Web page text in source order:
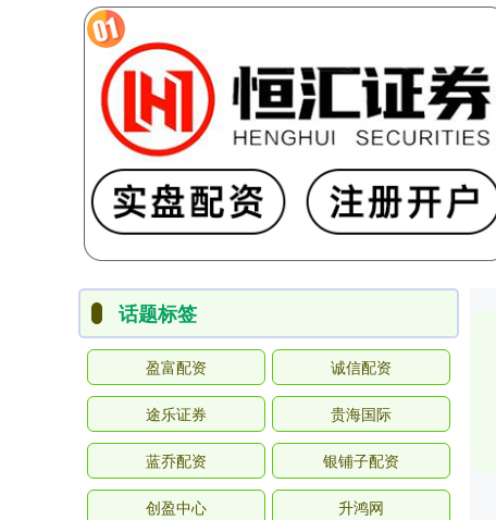
话题标签
盈富配资 诚信配资
途乐证券 贵海国际
蓝乔配资 银铺子配资
创盈中心 升鸿网